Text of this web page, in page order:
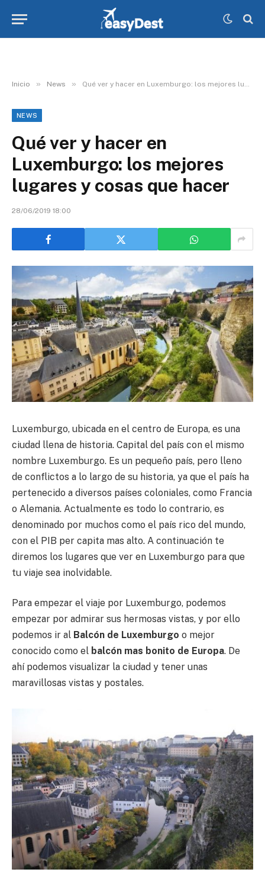
Inicio » News » Qué ver y hacer en Luxemburgo: los mejores lugares y cosas que hacer
NEWS
Qué ver y hacer en
Luxemburgo: los mejores
lugares y cosas que hacer
28/06/2019 18:00
Luxemburgo, ubicada en el centro de Europa, es una
ciudad llena de historia. Capital del país con el mismo
nombre Luxemburgo. Es un pequeño país, pero lleno
de conflictos a lo largo de su historia, ya que el país ha
pertenecido a diversos países coloniales, como Francia
o Alemania. Actualmente es todo lo contrario, es
denominado por muchos como el país rico del mundo,
con el PIB per capita mas alto. A continuación te
diremos los lugares que ver en Luxemburgo para que
tu viaje sea inolvidable.
Para empezar el viaje por Luxemburgo, podemos
empezar por admirar sus hermosas vistas, y por ello
podemos ir al Balcón de Luxemburgo o mejor
conocido como el balcón mas bonito de Europa. De
ahí podemos visualizar la ciudad y tener unas
maravillosas vistas y postales.